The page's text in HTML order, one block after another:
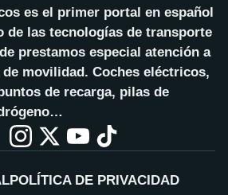
es el primer portal en español
de las tecnologías de transporte
prestamos especial atención a
movilidad. Coches eléctricos,
de recarga, pilas de
POLÍTICA DE PRIVACIDAD